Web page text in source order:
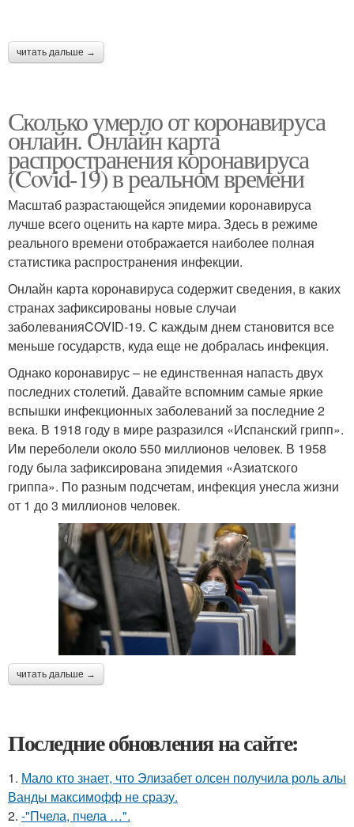
читать дальше →
Сколько умерло от коронавируса
онлайн. Онлайн карта
распространения коронавируса
(Covid-19) в реальном времени
Масштаб разрастающейся эпидемии коронавируса
лучше всего оценить на карте мира. Здесь в режиме
реального времени отображается наиболее полная
статистика распространения инфекции.
Онлайн карта коронавируса содержит сведения, в каких
странах зафиксированы новые случаи
заболеванияCOVID-19. С каждым днем становится все
меньше государств, куда еще не добралась инфекция.
Однако коронавирус – не единственная напасть двух
последних столетий. Давайте вспомним самые яркие
вспышки инфекционных заболеваний за последние 2
века. В 1918 году в мире разразился «Испанский грипп».
Им переболели около 550 миллионов человек. В 1958
году была зафиксирована эпидемия «Азиатского
гриппа». По разным подсчетам, инфекция унесла жизни
от 1 до 3 миллионов человек.
читать дальше →
Последние обновления на сайте:
1. Мало кто знает, что Элизабет олсен получила роль алы
Ванды максимофф не сразу.
2. -"Пчела, пчела …".